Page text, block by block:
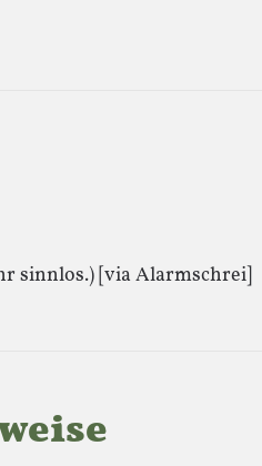
sinnlos.) [via Alarmschrei]